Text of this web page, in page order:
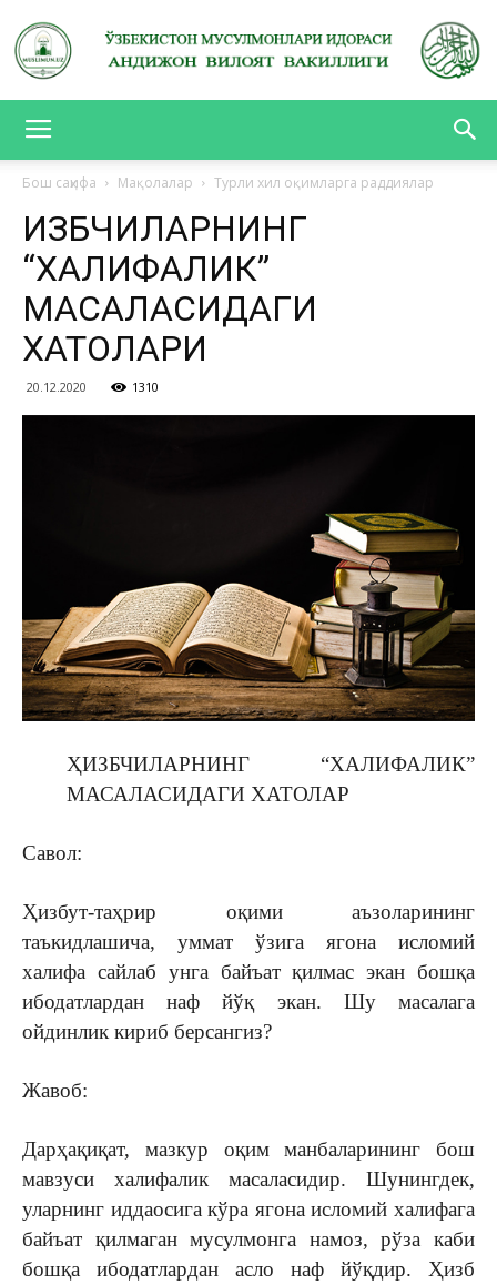
ВИЛОЯТ
Бош саҳифа Мақолалар Турли хил оқимларга раддиялар
ҲИЗБЧИЛАРНИНГ
“ХАЛИФАЛИК”
МАСАЛАСИДАГИ
ХАТОЛАРИ
20.12.2020 1310
ҲИЗБЧИЛАРНИНГ “ХАЛИФАЛИК”
МАСАЛАСИДАГИ ХАТОЛАР
Савол:
Ҳизбут-таҳрир оқими аъзоларининг
таъкидлашича, уммат ўзига ягона исломий
халифа сайлаб унга байъат қилмас экан бошқа
ибодатлардан наф йўқ экан. Шу масалага
ойдинлик кириб берсангиз?
Жавоб:
Дарҳақиқат, мазкур оқим манбаларининг бош
мавзуси халифалик масаласидир. Шунингдек,
уларнинг иддаосига кўра ягона исломий халифага
байъат қилмаган мусулмонга намоз, рўза каби
бошқа ибодатлардан асло наф йўқдир. Ҳизб